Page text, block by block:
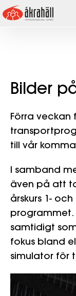
Hoppa
till
Bilder
Förra veckan
till vår
I samband
även på att
årskurs 1-
programmet.
samtidigt
fokus bland
simulator för